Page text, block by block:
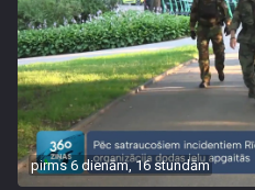
pirms 6 dienām, 16 stundām